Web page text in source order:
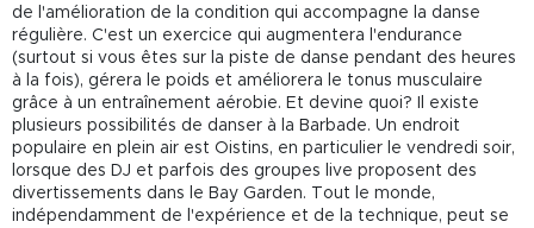
de l'amélioration de la condition qui accompagne la danse
régulière. C'est un exercice qui augmentera l'endurance
(surtout si vous êtes sur la piste de danse pendant des heures
à la fois), gérera le poids et améliorera le tonus musculaire
grâce à un entraînement aérobie. Et devine quoi? Il existe
plusieurs possibilités de danser à la Barbade. Un endroit
populaire en plein air est Oistins, en particulier le vendredi soir,
lorsque des DJ et parfois des groupes live proposent des
divertissements dans le Bay Garden. Tout le monde,
indépendamment de l'expérience et de la technique, peut se